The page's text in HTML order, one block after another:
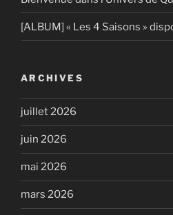
[ALBUM] « Les 4 Saisons »
ARCHIVES
juillet 2026
juin 2026
mai 2026
mars 2026